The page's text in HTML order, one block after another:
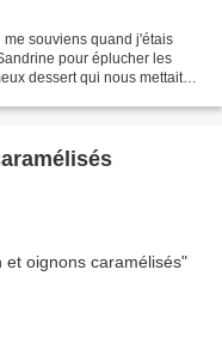
me souviens quand j'étais
pour éplucher les
dessert qui nous mettait